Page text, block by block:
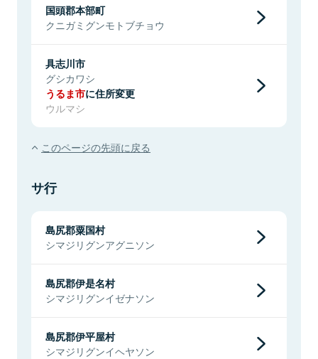
国頭郡本部町
クニガミグンモトブチョウ
具志川市
グシカワシ
うるま市に住所変更
ウルマシ
このページの先頭に戻る
サ行
島尻郡粟国村
シマジリグンアグニソン
島尻郡伊是名村
シマジリグンイゼナソン
島尻郡伊平屋村
シマジリグンイヘヤソン